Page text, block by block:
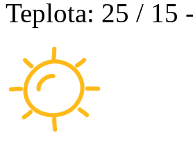
Teplota: 25 / 15